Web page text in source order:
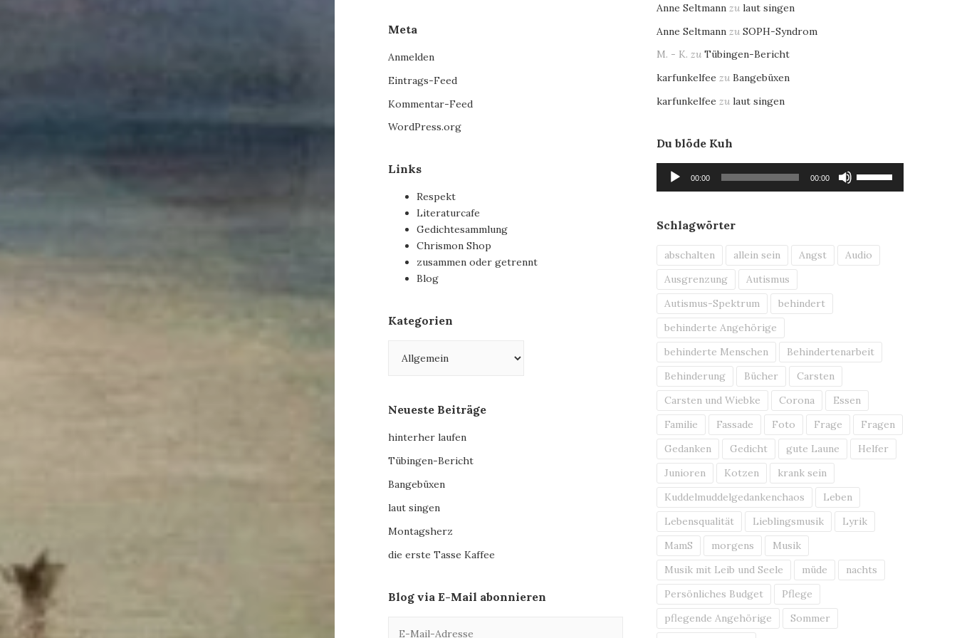
Meta
Anmelden
Eintrags-Feed
Kommentar-Feed
WordPress.org
Links
Respekt
Literaturcafe
Gedichtesammlung
Chrismon Shop
zusammen oder getrennt
Blog
Kategorien
Neueste Beiträge
hinterher laufen
Tübingen-Bericht
Bangebüxen
laut singen
Montagsherz
die erste Tasse Kaffee
Blog via E-Mail abonnieren
Anne Seltmann zulaut singen
Anne Seltmann zuSOPH-Syndrom
M. - K. zuTübingen-Bericht
karfunkelfee zuBangebüxen
karfunkelfee zulaut singen
Du blöde Kuh
Audio-
00:00 00:00
Lautstärke
zu
Schlagwörter
abschalten allein sein Angst
Audio
Ausgrenzung
Autismus
Autismus-Spektrum
behindert
behinderte Angehörige
behinderte Menschen
Behindertenarbeit
Behinderung
Bücher
Carsten
Carsten und Wiebke
Corona
Essen
Familie
Fassade Foto Frage
Fragen
Gedanken
Gedicht gute Laune
Helfer
Junioren
Kotzen
krank sein
Kuddelmuddelgedankenchaos
Leben
Lebensqualität
Lieblingsmusik
Lyrik
MamS
morgens
Musik
Musik mit Leib und Seele
müde
nachts
Persönliches Budget
Pflege
pflegende Angehörige
Sommer